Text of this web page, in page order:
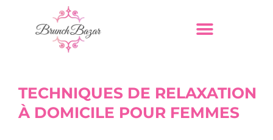
TECHNIQUES DE RELAXATION
À DOMICILE POUR FEMMES